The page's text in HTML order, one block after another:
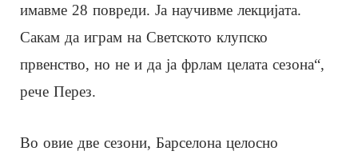
имавме 28 повреди. Ја научивме лекцијата.
Сакам да играм на Светското клупско
првенство, но не и да ја фрлам целата сезона“,
рече Перез.
Во овие две сезони, Барселона целосно